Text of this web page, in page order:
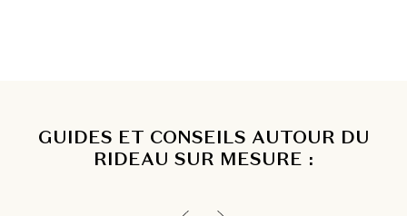
GUIDES ET CONSEILS AUTOUR DU
RIDEAU SUR MESURE :